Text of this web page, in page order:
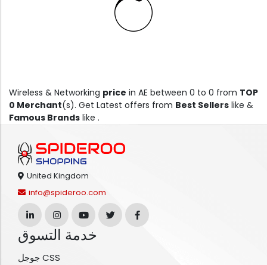
Wireless & Networking price in AE between 0 to 0 from TOP
0 Merchant(s). Get Latest offers from Best Sellers like &
Famous Brands like .
United Kingdom
info@spideroo.com
خدمة التسوق
جوجل CSS